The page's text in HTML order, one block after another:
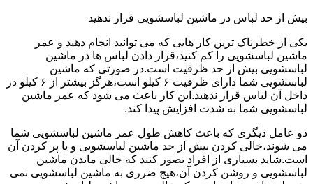
بیش از حد لباس در ماشین لباسشویی قرار ندهید
یکی از خطرناک ترین کار هایی که می توانید انجام دهید و عمر
ماشین لباسشویی را کم کنید،قرار دادن لباس ها در ماشین
لباسشویی بیش از حد ظرفیت است.در صورتی که ماشین
لباسشویی شما دارای ظرفیت ۶ کیلو است،هرگز بیشتر از ۶ کیلو در
داخل آن لباس قرار ندهید.این کار باعث می شود که عمر ماشین
لباسشویی شما به شدت افزایش پیدا کند.
دو عامل دیگری که باعث کاهش طول عمر ماشین لباسشویی شما
می شوند،خالی کردن بیش از حد ماشین لباسشویی و یا پر کردن آن
است.شاید بسیاری از افراد تصور کنند که خالی ماندن ماشین
لباسشویی و روشن کردن آن،هیچ ضرری به ماشین لباسشویی نمی